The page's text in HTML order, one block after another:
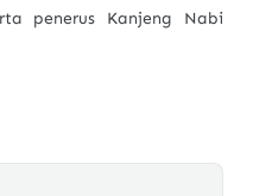
penerus Kanjeng Nabi